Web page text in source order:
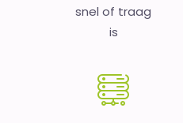
snel of traag
is